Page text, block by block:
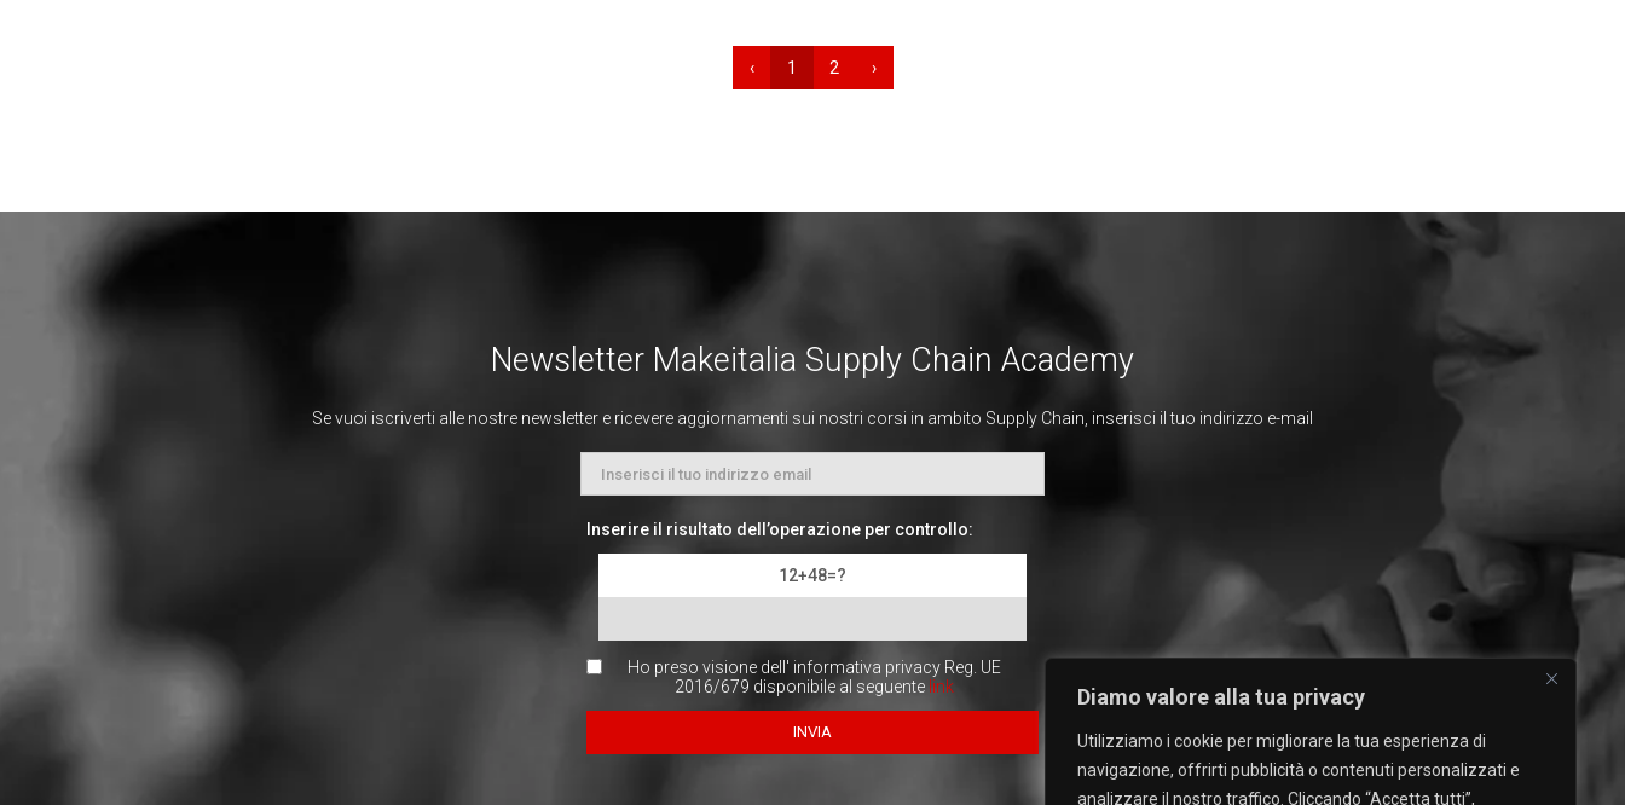
Diamo valore alla tua privacy
Utilizziamo i cookie per migliorare la tua esperienza di
navigazione, offrirti pubblicità o contenuti personalizzati e
analizzare il nostro traffico. Cliccando “Accetta tutti”,
‹ 1 2 ›
Newsletter Makeitalia Supply Chain Academy
Se vuoi iscriverti alle nostre newsletter e ricevere aggiornamenti sui nostri corsi in ambito Supply Chain, inserisci il tuo indirizzo e-mail
Inserire il risultato dell’operazione per controllo:
12+48=?
Ho preso visione dell' informativa privacy Reg. UE
2016/679 disponibile al seguente link